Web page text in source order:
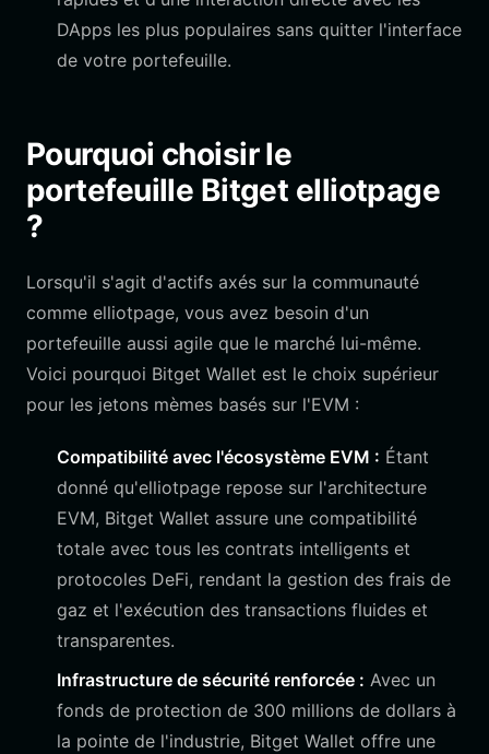
DApps les plus populaires sans quitter l'interface
de votre portefeuille.
Pourquoi choisir le
portefeuille Bitget elliotpage
?
Lorsqu'il s'agit d'actifs axés sur la communauté
comme elliotpage, vous avez besoin d'un
portefeuille aussi agile que le marché lui-même.
Voici pourquoi Bitget Wallet est le choix supérieur
pour les jetons mèmes basés sur l'EVM :
Compatibilité avec l'écosystème EVM : Étant
donné qu'elliotpage repose sur l'architecture
EVM, Bitget Wallet assure une compatibilité
totale avec tous les contrats intelligents et
protocoles DeFi, rendant la gestion des frais de
gaz et l'exécution des transactions fluides et
transparentes.
Infrastructure de sécurité renforcée : Avec un
fonds de protection de 300 millions de dollars à
la pointe de l'industrie, Bitget Wallet offre une